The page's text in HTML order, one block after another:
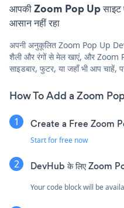
आपकी Zoom Pop Up साइट
आसान नहीं रहा
अपनी अनुकूलित Zoom Pop Up
शैली और रंगों से मेल खाएं, और Zoom
साइडबार, फुटर, या जहाँ भी आप चाहें,
How To Add a Zoom
Create a Free Zoom
Start for free now
DevHub के लिए Zoom
Your code block will be